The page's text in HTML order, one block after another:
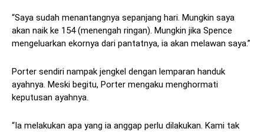
“Saya sudah menantangnya sepanjang hari. Mungkin saya
akan naik ke 154 (menengah ringan). Mungkin jika Spence
mengeluarkan ekornya dari pantatnya, ia akan melawan saya.”
Porter sendiri nampak jengkel dengan lemparan handuk
ayahnya. Meski begitu, Porter mengaku menghormati
keputusan ayahnya.
“Ia melakukan apa yang ia anggap perlu dilakukan. Kami tak